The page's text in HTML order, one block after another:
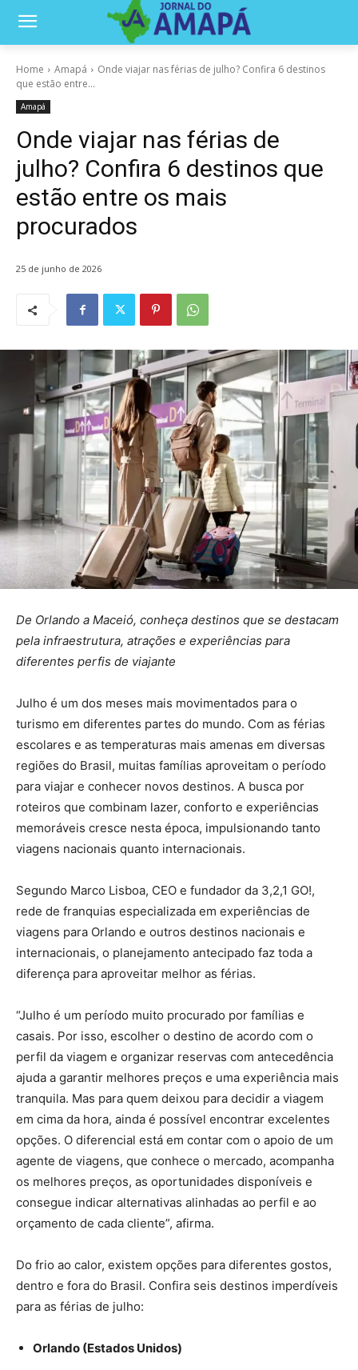
Home Amapá
Onde viajar nas férias de julho? Confira 6 destinos
que estão entre...
Amapá
Onde viajar nas férias de
julho? Confira 6 destinos que
estão entre os mais
procurados
25 de junho de 2026
De Orlando a Maceió, conheça destinos que se destacam
pela infraestrutura, atrações e experiências para
diferentes perfis de viajante
Julho é um dos meses mais movimentados para o
turismo em diferentes partes do mundo. Com as férias
escolares e as temperaturas mais amenas em diversas
regiões do Brasil, muitas famílias aproveitam o período
para viajar e conhecer novos destinos. A busca por
roteiros que combinam lazer, conforto e experiências
memoráveis cresce nesta época, impulsionando tanto
viagens nacionais quanto internacionais.
Segundo Marco Lisboa, CEO e fundador da 3,2,1 GO!,
rede de franquias especializada em experiências de
viagens para Orlando e outros destinos nacionais e
internacionais, o planejamento antecipado faz toda a
diferença para aproveitar melhor as férias.
“Julho é um período muito procurado por famílias e
casais. Por isso, escolher o destino de acordo com o
perfil da viagem e organizar reservas com antecedência
ajuda a garantir melhores preços e uma experiência mais
tranquila. Mas para quem deixou para decidir a viagem
em cima da hora, ainda é possível encontrar excelentes
opções. O diferencial está em contar com o apoio de um
agente de viagens, que conhece o mercado, acompanha
os melhores preços, as oportunidades disponíveis e
consegue indicar alternativas alinhadas ao perfil e ao
orçamento de cada cliente”, afirma.
Do frio ao calor, existem opções para diferentes gostos,
dentro e fora do Brasil. Confira seis destinos imperdíveis
para as férias de julho:
Orlando (Estados Unidos)